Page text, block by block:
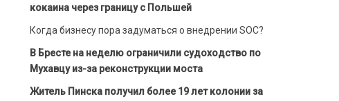
кокаина через границу с Польшей
Когда бизнесу пора задуматься о внедрении SOC?
В Бресте на неделю ограничили судоходство по
Мухавцу из-за реконструкции моста
Житель Пинска получил более 19 лет колонии за